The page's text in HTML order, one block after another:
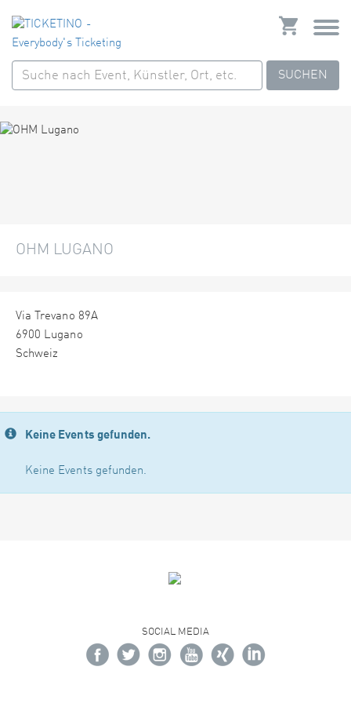
SUCHEN
OHM LUGANO
Via Trevano 89A
6900 Lugano
Schweiz
Keine Events gefunden.
Keine Events gefunden.
SOCIAL MEDIA